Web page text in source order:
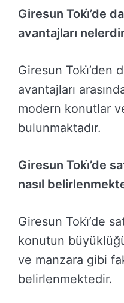
Giresun Toki̇’de
avantajları
Giresun Toki̇’den
avantajları
modern konutlar
bulunmaktadır.
Giresun Toki̇’de
nasıl
Giresun Toki̇’de
konutun
ve manzara gibi
belirlenmektedir.